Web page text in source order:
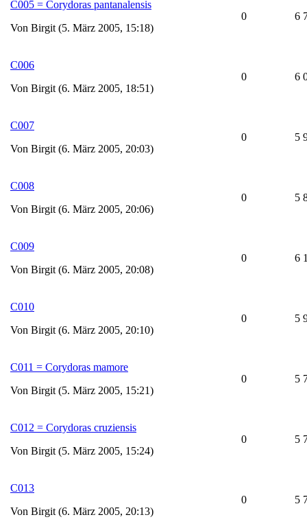
C005 = Corydoras pantanalensis
Von Birgit (5. März 2005, 15:18)
0 6
C006
Von Birgit (6. März 2005, 18:51)
0 6
C007
Von Birgit (6. März 2005, 20:03)
0 5
C008
Von Birgit (6. März 2005, 20:06)
0 5
C009
Von Birgit (6. März 2005, 20:08)
0 6
C010
Von Birgit (6. März 2005, 20:10)
0 5
C011 = Corydoras mamore
Von Birgit (5. März 2005, 15:21)
0 5
C012 = Corydoras cruziensis
Von Birgit (5. März 2005, 15:24)
0 5
C013
Von Birgit (6. März 2005, 20:13)
0 5